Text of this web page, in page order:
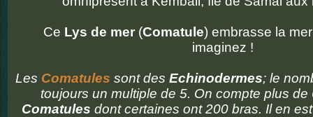
Ce Lys de mer (Comatule) embrasse la
imaginez !
Les Comatules sont des Echinodermes; le
toujours un multiple de 5. On compte plus
Comatules dont certaines ont 200 bras. Il en